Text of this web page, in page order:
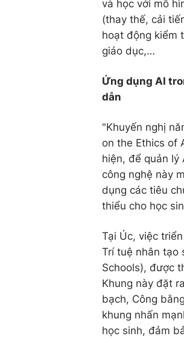
và học với mô
(thay thế, cải
hoạt động kiểm
giáo dục,…
Ứng dụng AI
dẫn
"Khuyến nghị
on the Ethics of
hiện, để quản lý
công nghệ này
dụng các tiêu
thiểu cho học
Tại Úc, việc
Trí tuệ nhân tạo
Schools), được
Khung này đặt
bạch, Công
khung nhấn
học sinh, đảm